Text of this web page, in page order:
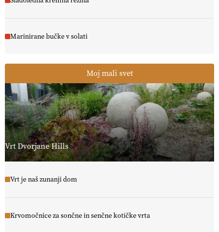
Marinirane bučke v solati
Moj mali svet
Vrt Dvorjane Hills
Vrt je naš zunanji dom
Krvomočnice za sončne in senčne kotičke vrta